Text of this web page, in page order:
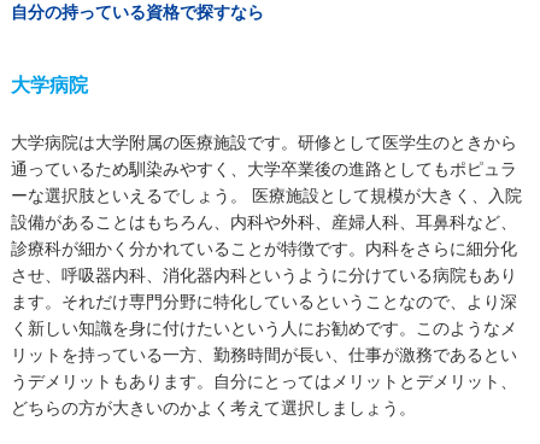
自分の持っている資格で探すなら
大学病院
大学病院は大学附属の医療施設です。研修として医学生のときから
通っているため馴染みやすく、大学卒業後の進路としてもポピュラ
ーな選択肢といえるでしょう。 医療施設として規模が大きく、入院
設備があることはもちろん、内科や外科、産婦人科、耳鼻科など、
診療科が細かく分かれていることが特徴です。内科をさらに細分化
させ、呼吸器内科、消化器内科というように分けている病院もあり
ます。それだけ専門分野に特化しているということなので、より深
く新しい知識を身に付けたいという人にお勧めです。このようなメ
リットを持っている一方、勤務時間が長い、仕事が激務であるとい
うデメリットもあります。自分にとってはメリットとデメリット、
どちらの方が大きいのかよく考えて選択しましょう。